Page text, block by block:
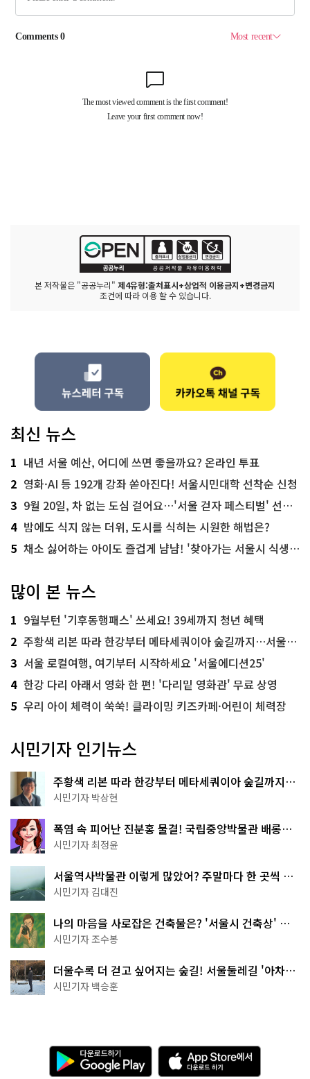
본 저작물은 "공공누리" 제4유형:출처표시+상업적 이용금지+변경금지
조건에 따라 이용 할 수 있습니다.
최신 뉴스
1 내년 서울 예산, 어디에 쓰면 좋을까요? 온라인 투표
2 영화·AI 등 192개 강좌 쏟아진다! 서울시민대학 선착순 신청
3 9월 20일, 차 없는 도심 걸어요…'서울 걷자 페스티벌' 선착순 5천명
4 밤에도 식지 않는 더위, 도시를 식히는 시원한 해법은?
5 채소 싫어하는 아이도 즐겁게 냠냠! '찾아가는 서울시 식생활 교육' 현장
많이 본 뉴스
1 9월부턴 '기후동행패스' 쓰세요! 39세까지 청년 혜택
2 주황색 리본 따라 한강부터 메타세쿼이아 숲길까지…서울둘레길 15코스
3 서울 로컬여행, 여기부터 시작하세요 '서울에디션25'
4 한강 다리 아래서 영화 한 편! '다리밑 영화관' 무료 상영
5 우리 아이 체력이 쑥쑥! 클라이밍 키즈카페·어린이 체력장
시민기자 인기뉴스
주황색 리본 따라 한강부터 메타세쿼이아 숲길까지…
서울둘레길 15코스
시민기자 박상현
폭염 속 피어난 진분홍 물결! 국립중앙박물관 배롱나
무 명소
시민기자 최정윤
서울역사박물관 이렇게 많았어? 주말마다 한 곳씩 떠
나는 역사 산책
시민기자 김대진
나의 마음을 사로잡은 건축물은? '서울시 건축상' 수
상작 공개!
시민기자 조수봉
더울수록 더 걷고 싶어지는 숲길! 서울둘레길 '아차산
코스'
시민기자 백승훈
다
운
로
A
p
p